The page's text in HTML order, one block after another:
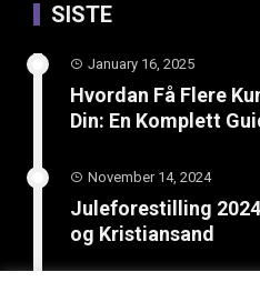
SISTE
January 16, 2025
Hvordan Få Flere
Din: En Komplett
November 14, 2024
Juleforestilling
og Kristiansand